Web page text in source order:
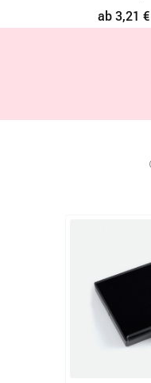
ab 3,21 €